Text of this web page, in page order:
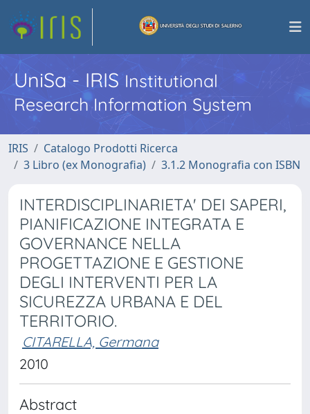
UniSa - IRISInstitutional
Research Information System
IRIS
Catalogo Prodotti Ricerca
3 Libro (ex Monografia)
3.1.2 Monografia con ISBN
INTERDISCIPLINARIETA' DEI SAPERI,
PIANIFICAZIONE INTEGRATA E
GOVERNANCE NELLA
PROGETTAZIONE E GESTIONE
DEGLI INTERVENTI PER LA
SICUREZZA URBANA E DEL
TERRITORIO.
CITARELLA, Germana
2010
Abstract